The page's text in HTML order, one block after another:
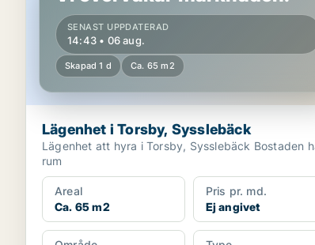
SENAST UPPDATERAD
14:43 • 06 aug.
Skapad 1 d Ca. 65 m2
Lägenhet i Torsby, Sysslebäck
Lägenhet att hyra i Torsby, Sysslebäck Bostaden har 2
rum
Areal
Ca. 65 m2
Pris pr. md.
Ej angivet